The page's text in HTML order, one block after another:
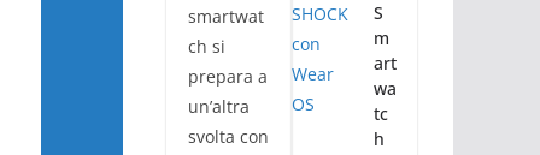
smartwat
ch si
prepara a
un’altra
svolta con
S
m
art
wa
tc
h